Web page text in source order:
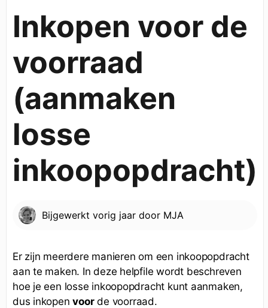
Inkopen voor de
voorraad
(aanmaken
losse
inkoopopdracht)
Bijgewerkt vorig jaar door MJA
Er zijn meerdere manieren om een inkoopopdracht
aan te maken. In deze helpfile wordt beschreven
hoe je een losse inkoopopdracht kunt aanmaken,
dus inkopenvoorde voorraad.